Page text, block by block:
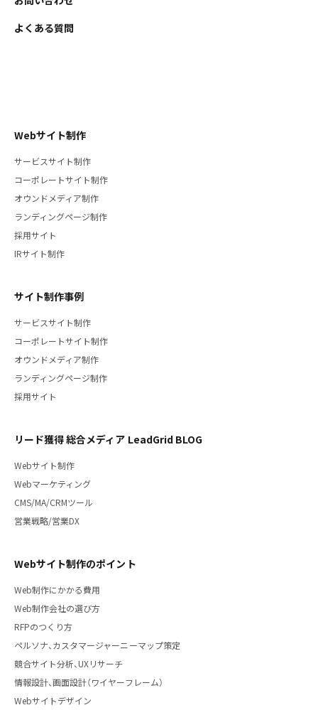
よくある質問
Webサイト制作
サービスサイト制作
コーポレートサイト制作
オウンドメディア制作
ランディングページ制作
採用サイト
IRサイト制作
サイト制作事例
サービスサイト制作
コーポレートサイト制作
オウンドメディア制作
ランディングページ制作
採用サイト
リード獲得 総合メディア LeadGrid BLOG
Webサイト制作
Webマーケティング
CMS/MA/CRMツール
営業戦略/営業DX
Webサイト制作のポイント
Web制作にかかる費用
Web制作会社の選び方
RFPのつくり方
ペルソナ、カスタマージャーニーマップ策定
競合サイト分析、UXリサーチ
情報設計、画面設計（ワイヤーフレーム）
Webサイトデザイン